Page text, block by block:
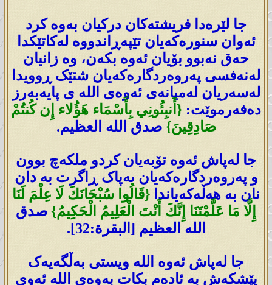
جا لێرەدا فریشتەکان درکیان بەوە کرد
ئەوان سنورەکەیان تێپەڕاندووە لەکاتێکدا
حەق نەبوو بۆیان ئەوە بکەن، وە زانیان
لەنەفسی پەروەردگارەکەیان شتێک ڕوویدا
لەسەریان لەمیانەی ئەوەی اللە ی پایەبەرز
دەفەرموێت: {أَنبِئُونِي بِأَسْمَاء هَؤُلاء إِن كُنتُمْ
صَادِقِينَ} صدق الله العظيم.
جا لەپاش ئەوە تۆبەیان کردو ملکەچ بوون
و پەروەردگارەکەیان بەپاک ڕاگرت بە دان
نان بە ھەڵەکەیاندا {قَالُوا سُبْحَانَكَ لَا عِلْمَ لَنَا
إِلَّا مَا عَلَّمْتَنَا إِنَّكَ أَنْتَ الْعَلِيمُ الْحَكِيمُ} صدق
الله العظيم [البقرة:32].
جا لەپاش ئەوە اللە ویستی بەڵگەیەک
پێشکەش بە ئادەم بکات بەوەی اللە ئەوی